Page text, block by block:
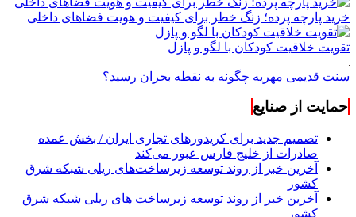
خرید پارچه پرده؛ زنگ خطر برای کیفیت و هویت فضاهای داخلی
تقویت خلاقیت کودکان با لگو و پازل
سنت قدیمی مهریه چگونه به نقطه بحران رسید؟
حمایت از صنایع
تصمیم جدید برای کریدورهای تجاری ایران / بخش عمده
صادرات از خلیج فارس عبور می‌کند
آخرین خبر از روند توسعه زیرساخت‌های ریلی شبکه شرق
کشور
آخرین خبر از روند توسعه زیرساخت های ریلی شبکه شرق
کشور